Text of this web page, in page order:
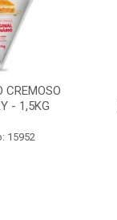
CREMOSO
- 1,5KG
15952